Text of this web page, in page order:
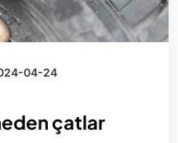
04-24
çatlar